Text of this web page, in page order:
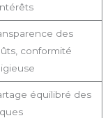
des
conformité
équilibré des